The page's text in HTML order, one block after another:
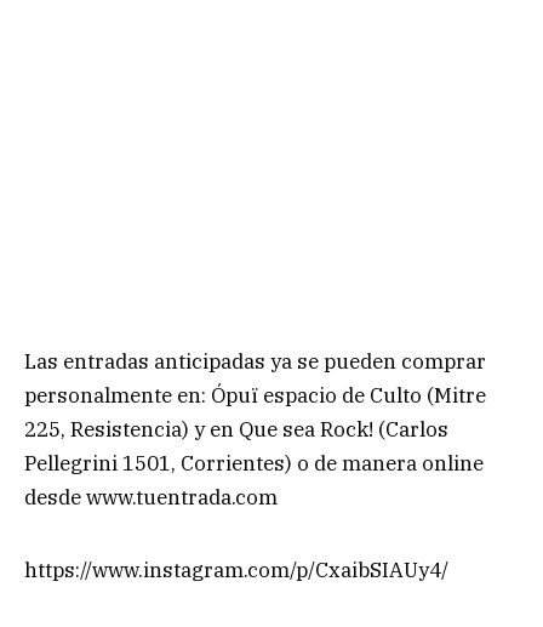
Las entradas anticipadas ya se pueden comprar
personalmente en: Ópuï espacio de Culto (Mitre
225, Resistencia) y en Que sea Rock! (Carlos
Pellegrini 1501, Corrientes) o de manera online
desde www.tuentrada.com
https://www.instagram.com/p/CxaibSIAUy4/